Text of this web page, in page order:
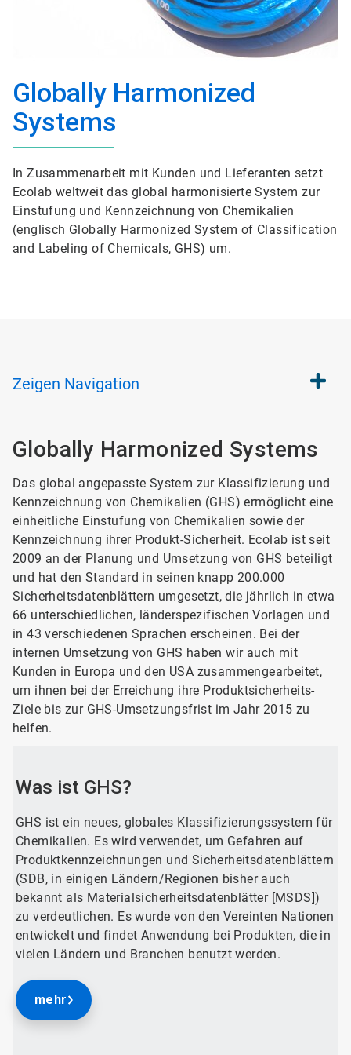
Globally Harmonized
Systems
In Zusammenarbeit mit Kunden und Lieferanten setzt
Ecolab weltweit das global harmonisierte System zur
Einstufung und Kennzeichnung von Chemikalien
(englisch Globally Harmonized System of Classification
and Labeling of Chemicals, GHS) um.
Zeigen Navigation
Globally Harmonized Systems
Das global angepasste System zur Klassifizierung und
Kennzeichnung von Chemikalien (GHS) ermöglicht eine
einheitliche Einstufung von Chemikalien sowie der
Kennzeichnung ihrer Produkt-Sicherheit. Ecolab ist seit
2009 an der Planung und Umsetzung von GHS beteiligt
und hat den Standard in seinen knapp 200.000
Sicherheitsdatenblättern umgesetzt, die jährlich in etwa
66 unterschiedlichen, länderspezifischen Vorlagen und
in 43 verschiedenen Sprachen erscheinen. Bei der
internen Umsetzung von GHS haben wir auch mit
Kunden in Europa und den USA zusammengearbeitet,
um ihnen bei der Erreichung ihre Produktsicherheits-
Ziele bis zur GHS-Umsetzungsfrist im Jahr 2015 zu
helfen.
Was ist GHS?
GHS ist ein neues, globales Klassifizierungssystem für
Chemikalien. Es wird verwendet, um Gefahren auf
Produktkennzeichnungen und Sicherheitsdatenblättern
(SDB, in einigen Ländern/Regionen bisher auch
bekannt als Materialsicherheitsdatenblätter [MSDS])
zu verdeutlichen. Es wurde von den Vereinten Nationen
entwickelt und findet Anwendung bei Produkten, die in
vielen Ländern und Branchen benutzt werden.
mehr